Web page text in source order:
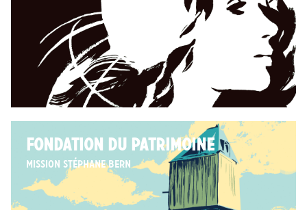
FONDATION DU PATRIMOINE
Mission Stéphane Bern